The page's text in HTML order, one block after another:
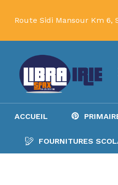
Route Sidi Mansour Km 6,
ACCUEIL
FOURNITURES